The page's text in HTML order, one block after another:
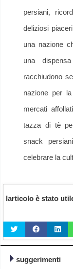
persiani,
deliziosi
una nazione
una
racchiudono
nazione per
mercati
tazza di tè
snack
celebrare la
larticolo è stato
suggerimenti